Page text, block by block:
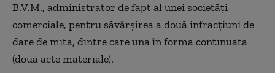
B.V.M., administrator de fapt al unei societăţi
comerciale, pentru săvârşirea a două infracţiuni de
dare de mită, dintre care una în formă continuată
(două acte materiale).